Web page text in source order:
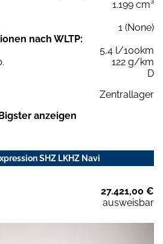
1.199 cm³
1 (None)
nach WLTP:
5,4 l/100km
122 g/km
D
Zentrallager
anzeigen
SHZ LKHZ Navi
27.421,00 €
ausweisbar